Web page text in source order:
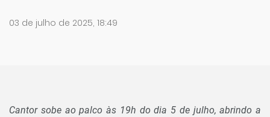
03 de julho de 2025, 18:49
Cantor sobe ao palco às 19h do dia 5 de julho, abrindo a